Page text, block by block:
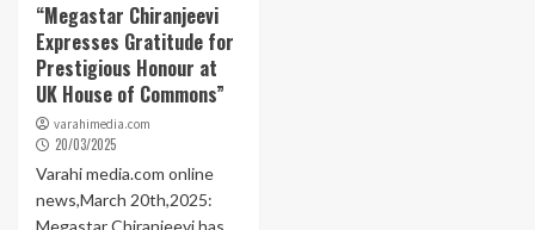
“Megastar Chiranjeevi
Expresses Gratitude for
Prestigious Honour at
UK House of Commons”
varahimedia.com
20/03/2025
Varahi media.com online
news,March 20th,2025:
Megastar Chiranjeevi has